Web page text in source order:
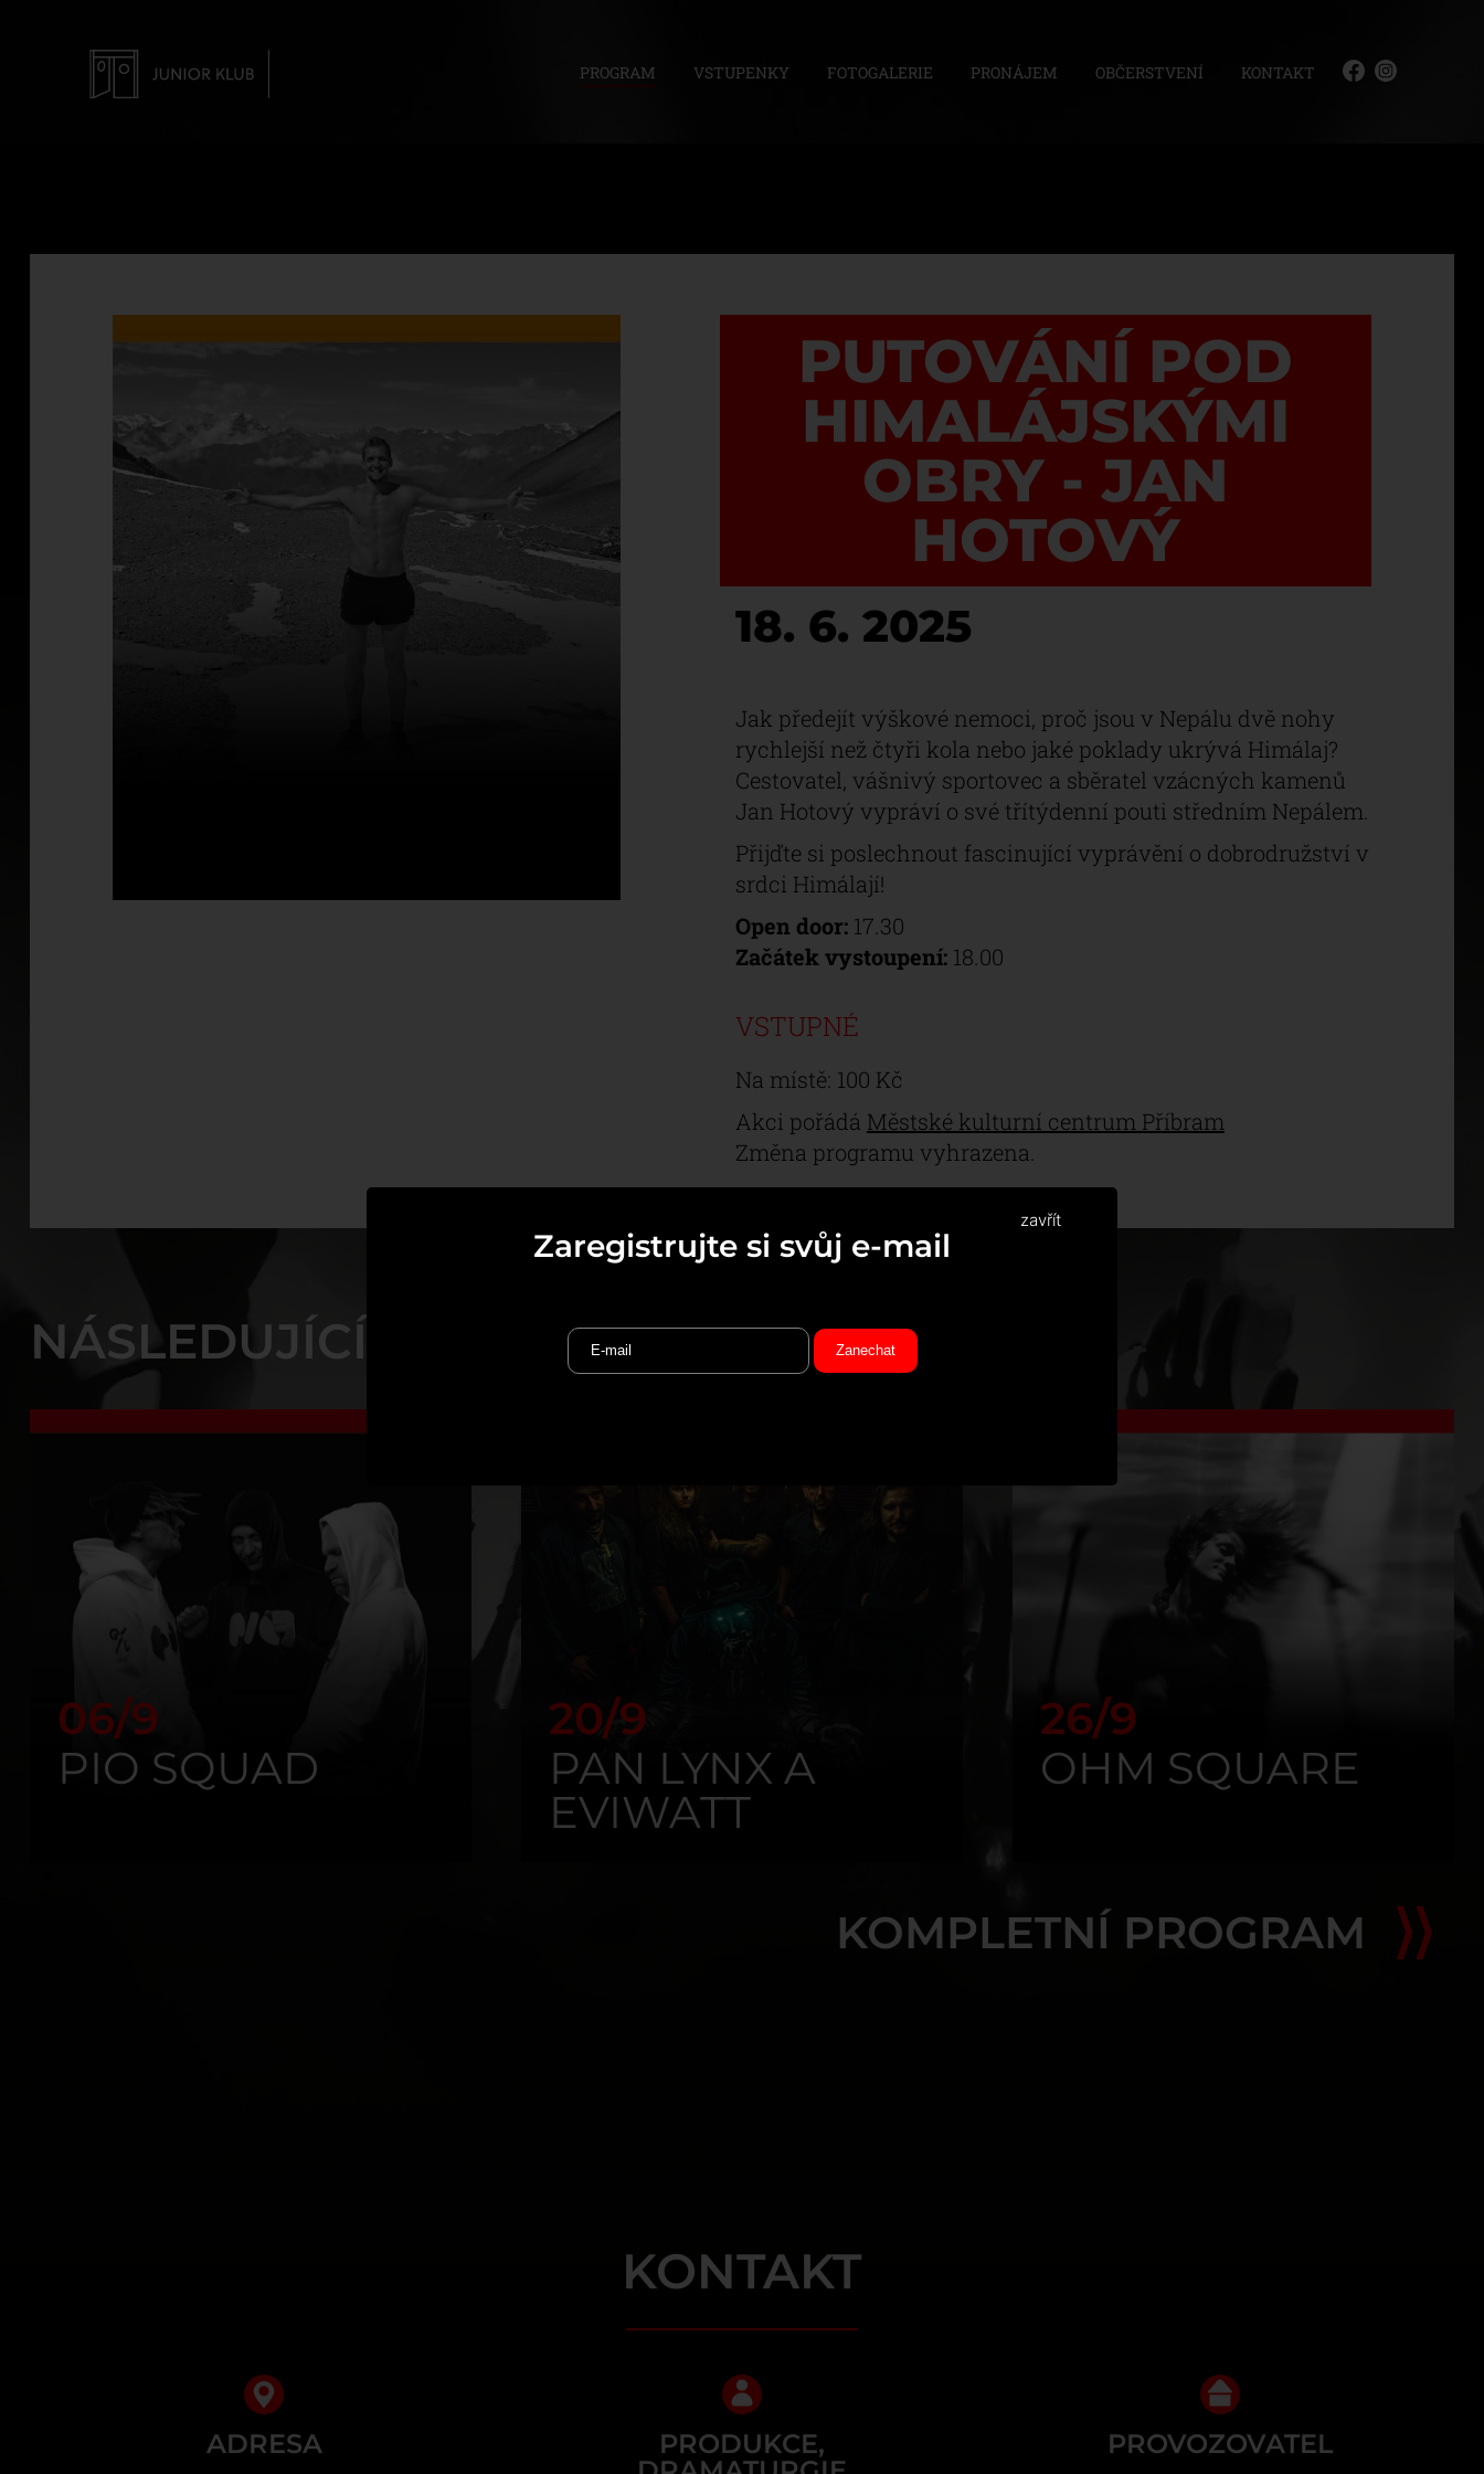
PROGRAM VSTUPENKY FOTOGALERIE PRONÁJEM OBČERSTVENÍ KONTAKT
PUTOVÁNÍ POD
HIMALÁJSKÝMI
OBRY - JAN
HOTOVÝ
18. 6. 2025
Jak předejít výškové nemoci, proč jsou v Nepálu dvě nohy
rychlejší než čtyři kola nebo jaké poklady ukrývá Himálaj?
Cestovatel, vášnivý sportovec a sběratel vzácných kamenů
Jan Hotový vypráví o své třítýdenní pouti středním Nepálem.
Přijďte si poslechnout fascinující vyprávění o dobrodružství v
srdci Himálají!
Open door:17.30
Začátek vystoupení:18.00
VSTUPNÉ
Na místě: 100 Kč
Akci pořádá Městské kulturní centrum Příbram
Změna programu vyhrazena.
NÁSLEDUJÍCÍ AKCE
06/9
PIO SQUAD
20/9
PAN LYNX A
EVIWATT
26/9
OHM SQUARE
KOMPLETNÍ PROGRAM
KONTAKT
ADRESA
PRODUKCE,
PROVOZOVATEL
zavřít
Zaregistrujte si svůj e-mail